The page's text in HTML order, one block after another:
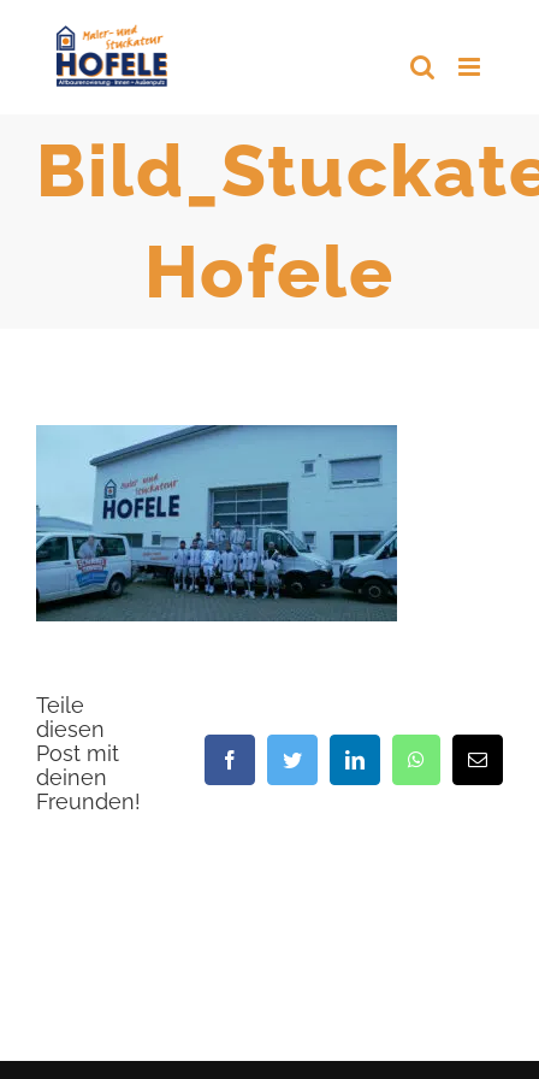
Hofele
Teile
diesen
Post mit
deinen
Freunden!
FacebookTwitter LinkedIn WhatsApp
E-
Mail